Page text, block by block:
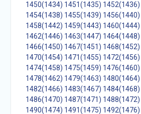
1450(1434) 1451(1435) 1452(1436)
1454(1438) 1455(1439) 1456(1440)
1458(1442) 1459(1443) 1460(1444)
1462(1446) 1463(1447) 1464(1448)
1466(1450) 1467(1451) 1468(1452)
1470(1454) 1471(1455) 1472(1456)
1474(1458) 1475(1459) 1476(1460)
1478(1462) 1479(1463) 1480(1464)
1482(1466) 1483(1467) 1484(1468)
1486(1470) 1487(1471) 1488(1472)
1490(1474) 1491(1475) 1492(1476)